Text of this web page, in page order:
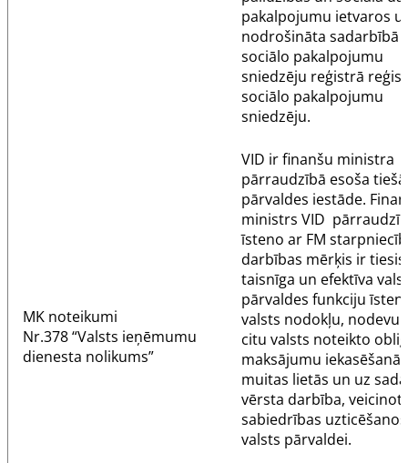
pakalpojumu ietvaros
nodrošināta sadarbībā
sociālo pakalpojumu
sniedzēju reģistrā
sociālo pakalpojumu
sniedzēju.
MK noteikumi
Nr.378“Valsts ieņēmumu
dienesta nolikums”
VID ir finanšu ministra
pārraudzībā esoša
pārvaldes iestāde.
ministrs VID
īsteno ar FM
darbības mērķis ir
taisnīga un efektīva
pārvaldes funkciju
valsts nodokļu, nodevu
citu valsts noteikto
maksājumu
muitas lietās un uz
vērsta darbība, veicinot
sabiedrības uzticēšanos
valsts pārvaldei.